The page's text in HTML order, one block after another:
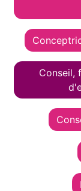
Conseil,